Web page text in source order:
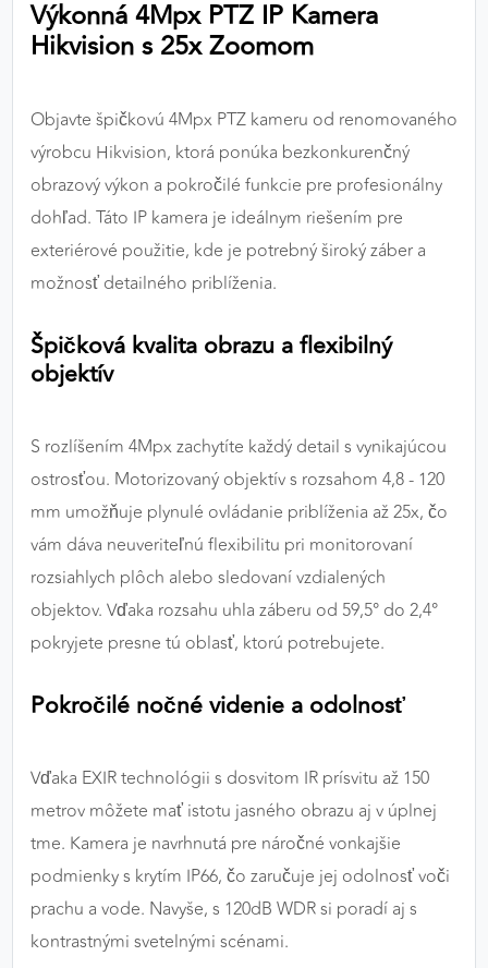
Výkonná 4Mpx PTZ IP Kamera
Hikvision s 25x Zoomom
Objavte špičkovú 4Mpx PTZ kameru od renomovaného
výrobcu Hikvision, ktorá ponúka bezkonkurenčný
obrazový výkon a pokročilé funkcie pre profesionálny
dohľad. Táto IP kamera je ideálnym riešením pre
exteriérové použitie, kde je potrebný široký záber a
možnosť detailného priblíženia.
Špičková kvalita obrazu a flexibilný
objektív
S rozlíšením 4Mpx zachytíte každý detail s vynikajúcou
ostrosťou. Motorizovaný objektív s rozsahom 4,8 - 120
mm umožňuje plynulé ovládanie priblíženia až 25x, čo
vám dáva neuveriteľnú flexibilitu pri monitorovaní
rozsiahlych plôch alebo sledovaní vzdialených
objektov. Vďaka rozsahu uhla záberu od 59,5° do 2,4°
pokryjete presne tú oblasť, ktorú potrebujete.
Pokročilé nočné videnie a odolnosť
Vďaka EXIR technológii s dosvitom IR prísvitu až 150
metrov môžete mať istotu jasného obrazu aj v úplnej
tme. Kamera je navrhnutá pre náročné vonkajšie
podmienky s krytím IP66, čo zaručuje jej odolnosť voči
prachu a vode. Navyše, s 120dB WDR si poradí aj s
kontrastnými svetelnými scénami.
výkon a funkčnosť našich stránok.
Poskytovateľ: Google
MARKETINGOVÉ COOKIES
správania používateľov naprieč webovými
stránkami. Umožňujú nám a našim partnerom
našom webe aj v reklamných sieťach tretích strán.
Poskytovateľ: Google